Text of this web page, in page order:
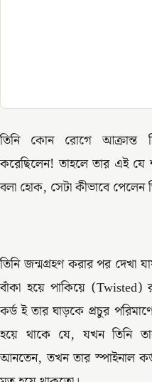
তিনি কোন রোগে আক্রান্ত
করেছিলেন! তাহলে তার এই যে
বলা হোক, সেটা কীভাবে পেলেন
তিনি জন্মগ্রহণ করার পর দেখা
বাঁকা হয়ে পাকিয়ে (Twisted)
কর্ড ই তার ঘাড়কে প্রচুর
হয়ে থাকে যে, যখন তিনি
আনতেন, তখন তার স্পাইনাল